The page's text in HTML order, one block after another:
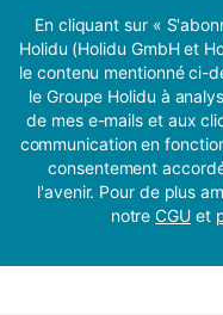
En cliquant sur «
Holidu (Holidu GmbH et
le contenu mentionné ci-
le Groupe Holidu à
de mes e-mails et aux
communication en
consentement
l'avenir. Pour de plus
notreCGU et